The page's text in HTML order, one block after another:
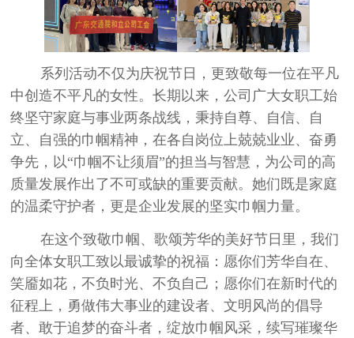
系列活动不仅为庆祝节日，更致敬每一位在平凡
中创造不平凡的女性。长期以来，公司广大女职工始
终坚守家庭与事业两条战线，秉持自尊、自信、自
立、自强的巾帼精神，在各自岗位上兢兢业业、奋勇
争先，以“巾帼不让须眉”的担当与智慧，为公司的高
质量发展作出了不可或缺的重要贡献。她们既是家庭
的温柔守护者，更是企业发展的坚实巾帼力量。
在这个致敬巾帼、歌颂芳华的美好节日里，我们
向全体女职工致以最诚挚的祝福：愿你们芳华自在、
笑靥如花，不负时光、不负自己；愿你们在新时代的
征程上，勇做伟大事业的建设者、文明风尚的倡导
者、敢于追梦的奋斗者，绽放巾帼风采，续写璀璨华